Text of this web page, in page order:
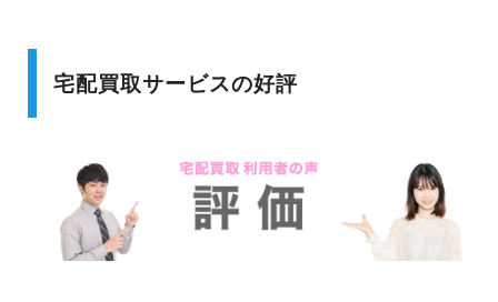
宅配買取サービスの好評